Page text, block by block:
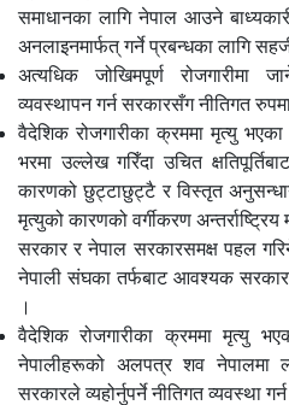
समाधानका लागि नेपाल आउने
अनलाइनमार्फत् गर्ने प्रबन्धका लागि
अत्यधिक जोखिमपूर्ण रोजगारीमा
व्यवस्थापन गर्न सरकारसँग नीतिगत
वैदेशिक रोजगारीका क्रममा मृत्यु
भरमा उल्लेख गरिँदा उचित
कारणको छुट्टाछुट्टै र विस्तृत
मृत्युको कारणको वर्गीकरण
सरकार र नेपाल सरकारसमक्ष पहल
नेपाली संघका तर्फबाट आवश्यक
।
वैदेशिक रोजगारीका क्रममा मृत्यु
नेपालीहरूको अलपत्र शव नेपालमा
सरकारले व्यहोर्नुपर्ने नीतिगत व्यवस्था